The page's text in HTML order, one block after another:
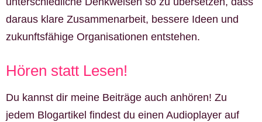
daraus klare Zusammenarbeit, bessere Ideen und
zukunftsfähige Organisationen entstehen.
Hören statt Lesen!
Du kannst dir meine Beiträge auch anhören! Zu
jedem Blogartikel findest du einen Audioplayer auf